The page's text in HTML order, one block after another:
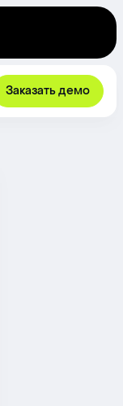
Заказать демо